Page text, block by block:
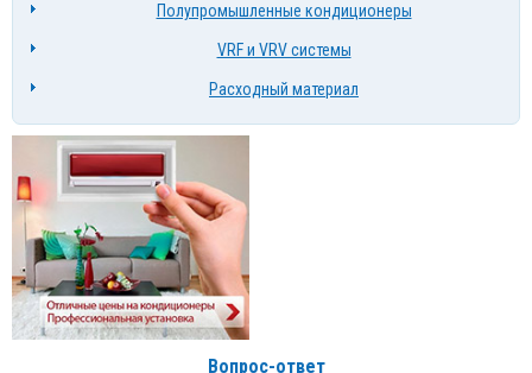
Полупромышленные кондиционеры
VRF и VRV системы
Расходный материал
Вопрос-ответ